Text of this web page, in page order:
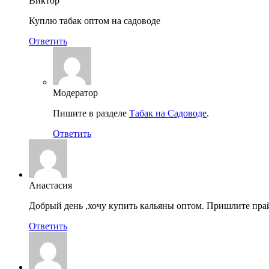
Куплю табак оптом на садоводе
Ответить
Модератор
Пишите в разделе Табак на Садоводе.
Ответить
Анастасия
Добрый день ,хочу купить кальяны оптом. Пришлите
Ответить